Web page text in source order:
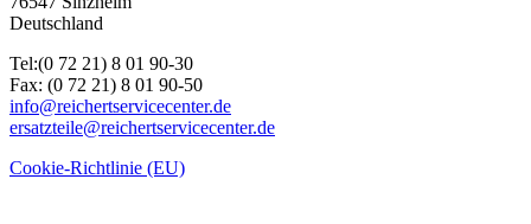
Deutschland
Tel:(0 72 21) 8 01 90-30
Fax: (0 72 21) 8 01 90-50
info@reichertservicecenter.de
ersatzteile@reichertservicecenter.de
Cookie-Richtlinie (EU)